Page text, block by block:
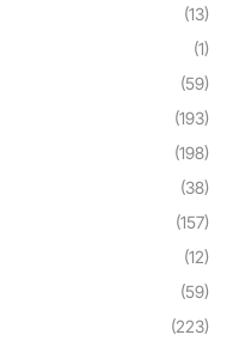
(13)
(1)
(59)
(193)
(198)
(38)
(157)
(12)
(59)
(223)